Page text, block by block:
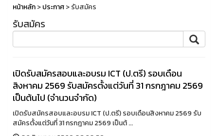
หน้าหลัก>ประกาศ> รับสมัคร
รับสมัคร
เปิดรับสมัครสอบและอบรม ICT (ป.ตรี) รอบเดือน
สิงหาคม 2569 รับสมัครตั้งแต่วันที่ 31 กรกฎาคม 2569
เป็นต้นไป (จำนวนจำกัด)
เปิดรับสมัครสอบและอบรม ICT (ป.ตรี) รอบเดือนสิงหาคม 2569 รับ
สมัครตั้งแต่วันที่ 31 กรกฎาคม 2569 เป็นต้ ...